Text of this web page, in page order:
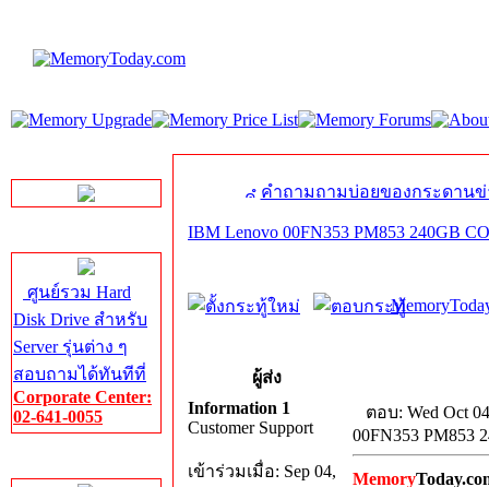
ศูนย์รวม Hard
Disk Drive สำหรับ
Server รุ่นต่าง ๆ
สอบถามได้ทันทีที่
Corporate Center:
02-641-0055
คำถามถามบ่อยของกระดานข่
IBM Lenovo 00FN353 PM853 240GB
ผู้ส่ง
Information 1
Customer Support
เข้าร่วมเมื่อ: Sep 04,
ตอบ: Wed Oct
00FN353 PM853
Memory